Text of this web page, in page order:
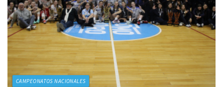
CAMPEONATOS NACIONALES